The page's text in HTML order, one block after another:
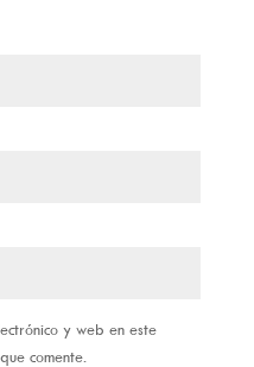
y web en este
comente.